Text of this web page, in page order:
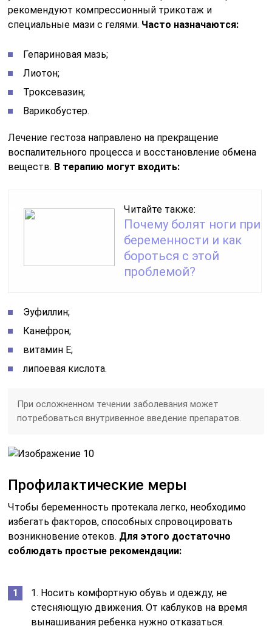
рекомендуют компрессионный трикотаж и
специальные мази с гелями. Часто назначаются:
Гепариновая мазь;
Лиотон;
Троксевазин;
Варикобустер.
Лечение гестоза направлено на прекращение
воспалительного процесса и восстановление обмена
веществ. В терапию могут входить:
Читайте также:
Почему болят ноги при
беременности и как
бороться с этой
проблемой?
Эуфиллин;
Канефрон;
витамин E;
липоевая кислота.
При осложненном течении заболевания может
потребоваться внутривенное введение препаратов.
Профилактические меры
Чтобы беременность протекала легко, необходимо
избегать факторов, способных спровоцировать
возникновение отеков. Для этого достаточно
соблюдать простые рекомендации:
1. Носить комфортную обувь и одежду, не
стесняющую движения. От каблуков на время
вынашивания ребенка нужно отказаться.